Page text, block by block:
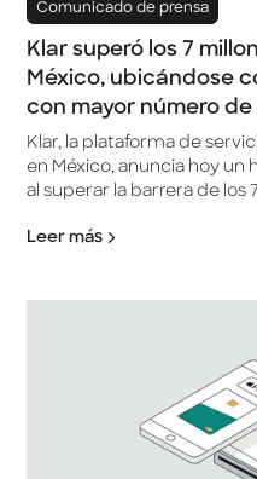
Comunicado de prensa
Klar superó los 7
México, ubicándose
con mayor número
Klar, la plataforma de
en México, anuncia hoy
al superar la barrera de los
Leer más